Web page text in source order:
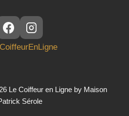
Le Coiffeur en Ligne by Maison
Sérole